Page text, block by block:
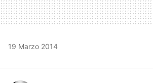
19 Marzo 2014